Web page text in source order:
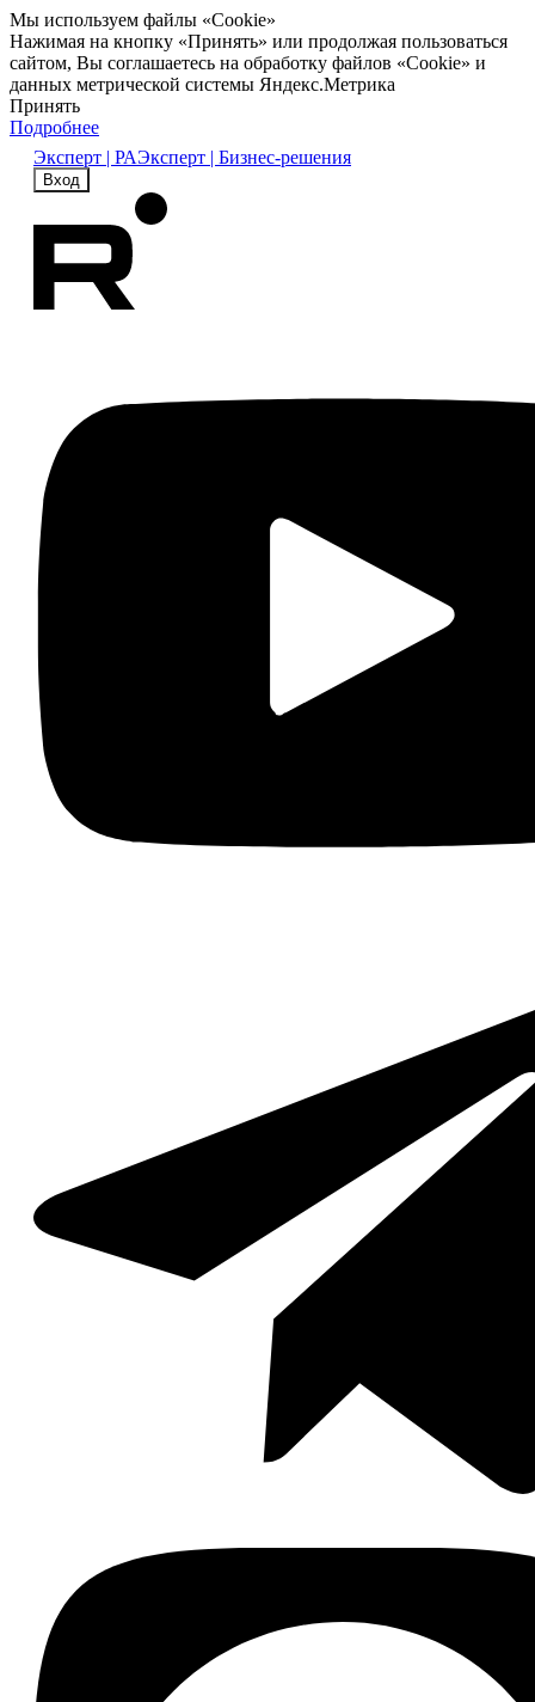
Мы используем файлы «Cookie»
Нажимая на кнопку «Принять» или продолжая пользоваться
сайтом, Вы соглашаетесь на обработку файлов «Cookie» и
данных метрической системы Яндекс.Метрика
Принять
Подробнее
Эксперт | РАЭксперт | Бизнес-решения
Вход